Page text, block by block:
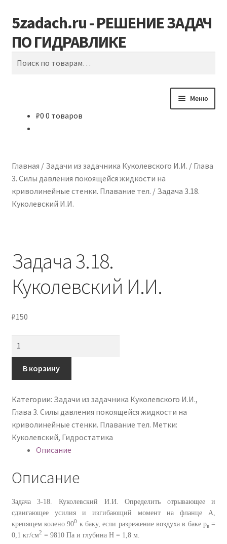
Перейти
к
навигации
Перейти
к
содержимому
5zadach.ru - РЕШЕНИЕ ЗАДАЧ
ПО ГИДРАВЛИКЕ
Поиск
Меню
Карта сайта
Корзина
Оформление заказа
Политика конфиденциальности
₽0 0 товаров
Главная / Задачи из задачника Куколевского И.И. / Глава
3. Силы давления покоящейся жидкости на
криволинейные стенки. Плавание тел. / Задача 3.18.
Куколевский И.И.
Задача 3.18.
Куколевский И.И.
₽150
Задача
3.18.
И.И.
В корзину
Категории: Задачи из задачника Куколевского И.И.,
Глава 3. Силы давления покоящейся жидкости на
криволинейные стенки. Плавание тел. Метки:
Куколевский, Гидростатика
Описание
Описание
Задача 3-18. Куколевский И.И. Определить отрывающее и
сдвигающее усилия и изгибающий момент на фланце A,
крепящем колено 900 к баку, если разрежение воздуха в баке pв =
0,1 кг/см2 = 9810 Па и глубина H = 1,8 м.